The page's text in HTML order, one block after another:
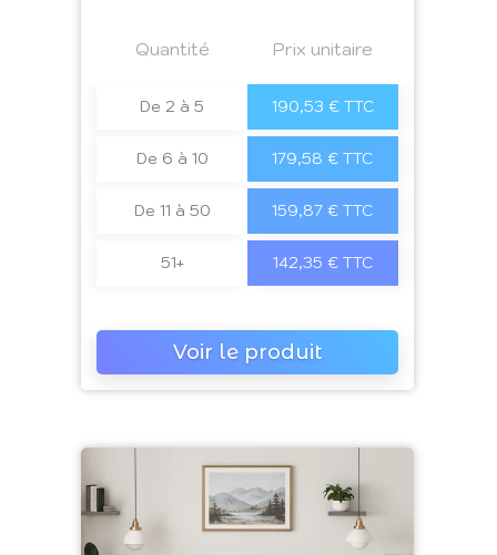
Quantité Prix unitaire
De 2 à 5 190,53 € TTC
De 6 à 10 179,58 € TTC
De 11 à 50 159,87 € TTC
51+ 142,35 € TTC
Voir le produit